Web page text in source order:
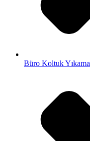
Büro Koltuk Yıkama